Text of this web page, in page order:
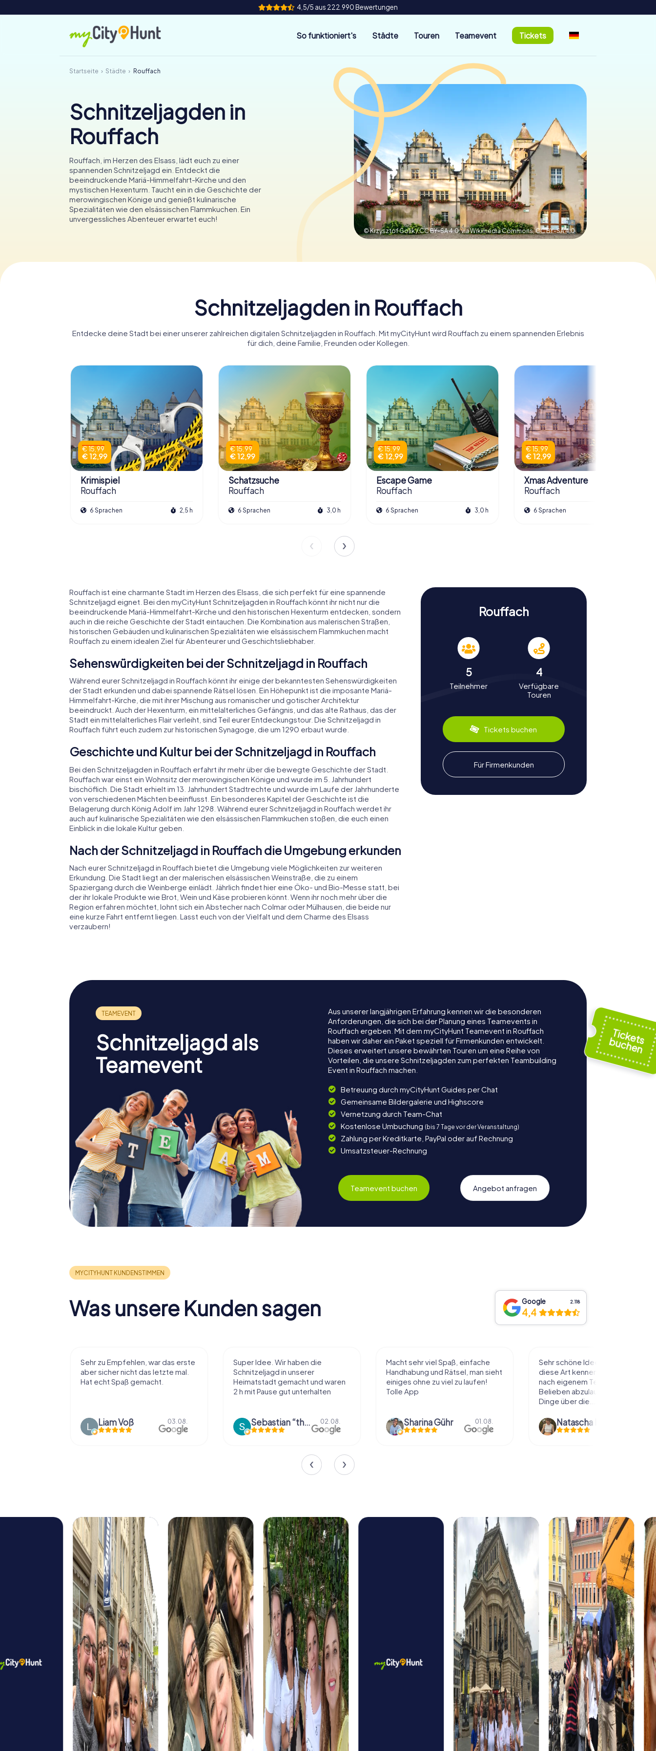
4,5/5 aus 222.990 Bewertungen
So funktioniert's Städte Touren Teamevent Tickets
Startseite Städte Rouffach
Schnitzeljagden in
Rouffach
Rouffach, im Herzen des Elsass, lädt euch zu einer
spannenden Schnitzeljagd ein. Entdeckt die
beeindruckende Mariä-Himmelfahrt-Kirche und den
mystischen Hexenturm. Taucht ein in die Geschichte der
merowingischen Könige und genießt kulinarische
Spezialitäten wie den elsässischen Flammkuchen. Ein
unvergessliches Abenteuer erwartet euch!
© Krzysztof Golik / CC BY-SA 4.0, via Wikimedia Commons,CC BY-SA 4.0
Schnitzeljagden in Rouffach
Entdecke deine Stadt bei einer unserer zahlreichen digitalen Schnitzeljagden in Rouffach. Mit myCityHunt wird Rouffach zu einem spannenden Erlebnis
für dich, deine Familie, Freunden oder Kollegen.
€ 15,99
€ 12,99
Krimispiel
Rouffach
6 Sprachen 2,5 h
€ 15,99
€ 12,99
Schatzsuche
Rouffach
6 Sprachen 3,0 h
€ 15,99
€ 12,99
Escape Game
Rouffach
6 Sprachen 3,0 h
€ 15,99
€ 12,99
Xmas Adventure
Rouffach
6 Sprachen
Rouffach ist eine charmante Stadt im Herzen des Elsass, die sich perfekt für eine spannende
Schnitzeljagd eignet. Bei den myCityHunt Schnitzeljagden in Rouffach könnt ihr nicht nur die
beeindruckende Mariä-Himmelfahrt-Kirche und den historischen Hexenturm entdecken, sondern
auch in die reiche Geschichte der Stadt eintauchen. Die Kombination aus malerischen Straßen,
historischen Gebäuden und kulinarischen Spezialitäten wie elsässischem Flammkuchen macht
Rouffach zu einem idealen Ziel für Abenteurer und Geschichtsliebhaber.
Sehenswürdigkeiten bei der Schnitzeljagd in Rouffach
Während eurer Schnitzeljagd in Rouffach könnt ihr einige der bekanntesten Sehenswürdigkeiten
der Stadt erkunden und dabei spannende Rätsel lösen. Ein Höhepunkt ist die imposante Mariä-
Himmelfahrt-Kirche, die mit ihrer Mischung aus romanischer und gotischer Architektur
beeindruckt. Auch der Hexenturm, ein mittelalterliches Gefängnis, und das alte Rathaus, das der
Stadt ein mittelalterliches Flair verleiht, sind Teil eurer Entdeckungstour. Die Schnitzeljagd in
Rouffach führt euch zudem zur historischen Synagoge, die um 1290 erbaut wurde.
Geschichte und Kultur bei der Schnitzeljagd in Rouffach
Bei den Schnitzeljagden in Rouffach erfahrt ihr mehr über die bewegte Geschichte der Stadt.
Rouffach war einst ein Wohnsitz der merowingischen Könige und wurde im 5. Jahrhundert
bischöflich. Die Stadt erhielt im 13. Jahrhundert Stadtrechte und wurde im Laufe der Jahrhunderte
von verschiedenen Mächten beeinflusst. Ein besonderes Kapitel der Geschichte ist die
Belagerung durch König Adolf im Jahr 1298. Während eurer Schnitzeljagd in Rouffach werdet ihr
auch auf kulinarische Spezialitäten wie den elsässischen Flammkuchen stoßen, die euch einen
Einblick in die lokale Kultur geben.
Nach der Schnitzeljagd in Rouffach die Umgebung erkunden
Nach eurer Schnitzeljagd in Rouffach bietet die Umgebung viele Möglichkeiten zur weiteren
Erkundung. Die Stadt liegt an der malerischen elsässischen Weinstraße, die zu einem
Spaziergang durch die Weinberge einlädt. Jährlich findet hier eine Öko- und Bio-Messe statt, bei
der ihr lokale Produkte wie Brot, Wein und Käse probieren könnt. Wenn ihr noch mehr über die
Region erfahren möchtet, lohnt sich ein Abstecher nach Colmar oder Mülhausen, die beide nur
eine kurze Fahrt entfernt liegen. Lasst euch von der Vielfalt und dem Charme des Elsass
verzaubern!
Rouffach
5
Teilnehmer
4
Verfügbare
Touren
Tickets buchen
Für Firmenkunden
Schnitzeljagd als
Teamevent
Aus unserer langjährigen Erfahrung kennen wir die besonderen
Anforderungen, die sich bei der Planung eines Teamevents in
Rouffach ergeben. Mit dem myCityHunt Teamevent in Rouffach
haben wir daher ein Paket speziell für Firmenkunden entwickelt.
Dieses erweitert unsere bewährten Touren um eine Reihe von
Vorteilen, die unsere Schnitzeljagden zum perfekten Teambuilding
Event in Rouffach machen.
Betreuung durch myCityHunt Guides per Chat
Gemeinsame Bildergalerie und Highscore
Vernetzung durch Team-Chat
Kostenlose Umbuchung (bis 7 Tage vor der Veranstaltung)
Zahlung per Kreditkarte, PayPal oder auf Rechnung
Umsatzsteuer-Rechnung
Teamevent buchen Angebot anfragen
Was unsere Kunden sagen Google 2.118
4,4
Sehr zu Empfehlen, war das erste
aber sicher nicht das letzte mal.
Hat echt Spaß gemacht.
Liam Voß 03.08.
Super Idee. Wir haben die
Schnitzeljagd in unserer
Heimatstadt gemacht und waren
2 h mit Pause gut unterhalten
Sebastian “the sleeping Boxer Dog” Röhner 02.08.
Macht sehr viel Spaß, einfache
Handhabung und Rätsel, man sieht
einiges ohne zu viel zu laufen!
Tolle App
Sharina Gühr 01.08.
Sehr schöne Idee die Stadt auf
diese Art kennenzulernen. Alles
nach eigenem Tempo und
Belieben abzulaufen und dabei
Dinge über die...